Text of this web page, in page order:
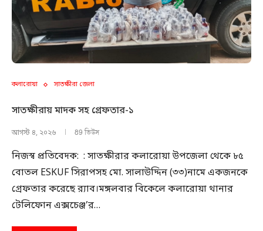
কলারোয়া সাতক্ষীরা জেলা
সাতক্ষীরায় মাদক সহ গ্রেফতার-১
আগস্ট ৪, ২০২৬ 89 ভিউস
নিজস্ব প্রতিবেদক: : সাতক্ষীরার কলারোয়া উপজেলা থেকে ৮৫
বোতল ESKUF সিরাপসহ মো. সালাউদ্দিন (৩৩)নামে একজনকে
গ্রেফতার করেছে র‍্যাব।মঙ্গলবার বিকেলে কলারোয়া থানার
টেলিফোন এক্সচেঞ্জ’র…